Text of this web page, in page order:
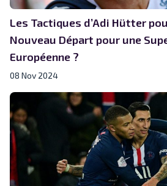
Les Tactiques d’Adi Hütter
Nouveau Départ pour une
Européenne ?
08 Nov 2024